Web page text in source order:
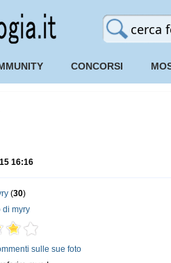
CONCORSI
16:16
(30)
di myry
sulle sue foto